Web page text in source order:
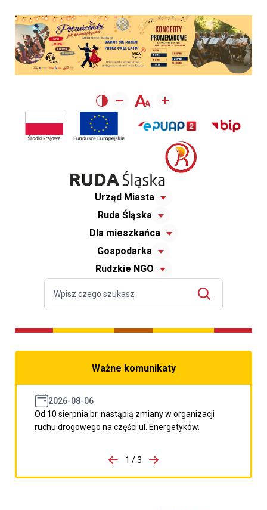
Urząd Miasta
Ruda Śląska
Dla mieszkańca
Gospodarka
Rudzkie NGO
Ważne komunikaty
2026-08-06
Od 10 sierpnia br. nastąpią zmiany w organizacji
ruchu drogowego na części ul. Energetyków.
porzpedniego komunikatu
1 / 3
Przejdź do następnego